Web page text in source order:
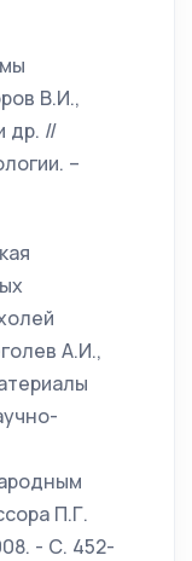
В.И.,
др. //
–
А.И.,
П.Г.
- С. 452-